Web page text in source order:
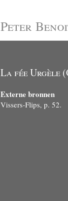
Peter
La fée Urgèle
Externe bronnen
Vissers-Flips, p. 52.